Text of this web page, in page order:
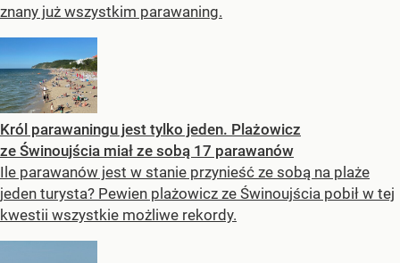
znany już wszystkim parawaning.
Król parawaningu jest tylko jeden. Plażowicz
ze Świnoujścia miał ze sobą 17 parawanów
Ile parawanów jest w stanie przynieść ze sobą na plaże
jeden turysta? Pewien plażowicz ze Świnoujścia pobił w tej
kwestii wszystkie możliwe rekordy.